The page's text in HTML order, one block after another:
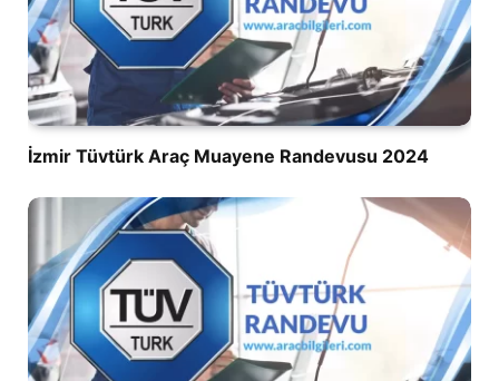
İzmir Tüvtürk Araç Muayene Randevusu 2024